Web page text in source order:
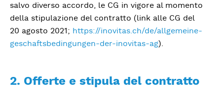
salvo diverso accordo, le CG in vigore al momento
della stipulazione del contratto (link alle CG del
20 agosto 2021; https://inovitas.ch/de/allgemeine-
geschaftsbedingungen-der-inovitas-ag).
2. Offerte e stipula del contratto